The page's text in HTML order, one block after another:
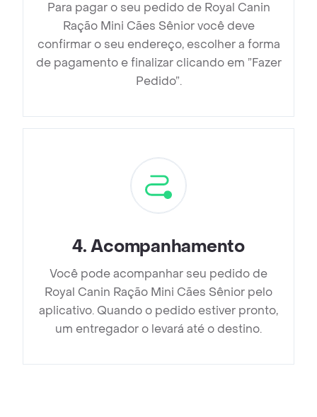
Para pagar o seu pedido de Royal Canin
Ração Mini Cães Sênior você deve
confirmar o seu endereço, escolher a forma
de pagamento e finalizar clicando em ”Fazer
Pedido”.
4.Acompanhamento
Você pode acompanhar seu pedido de
Royal Canin Ração Mini Cães Sênior pelo
aplicativo. Quando o pedido estiver pronto,
um entregador o levará até o destino.